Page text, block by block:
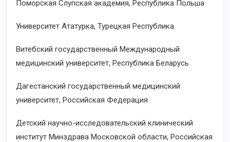
Поморская Слупская академия, Республика Польша
Университет Ататурка, Турецкая Республика
Витебский государственный Международный
медицинский университет, Республика Беларусь
Дагестанский государственный медицинский
университет, Российская Федерация
Детский научно-исследовательский клинический
институт Минздрава Московской области, Российская